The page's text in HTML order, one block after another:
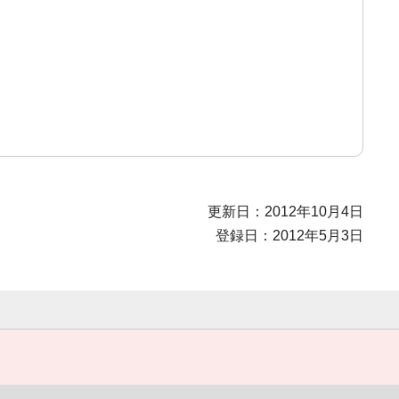
更新日：2012年10月4日
登録日：2012年5月3日